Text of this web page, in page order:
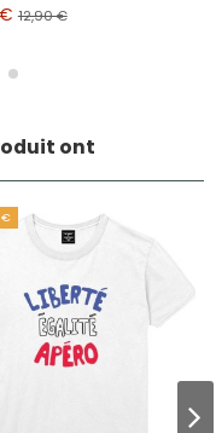
€12,90 €
ont
€